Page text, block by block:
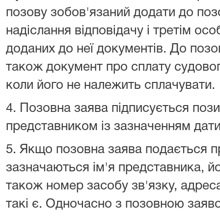
позову зобов'язаний додати до
надіслання відповідачу і третім
доданих до неї документів. До
також документ про сплату
коли його не належить сплачувати.
4. Позовна заява підписується
представником із зазначенням дати
5. Якщо позовна заява подається
зазначаються ім'я представника,
також номер засобу зв'язку,
такі є. Одночасно з позовною